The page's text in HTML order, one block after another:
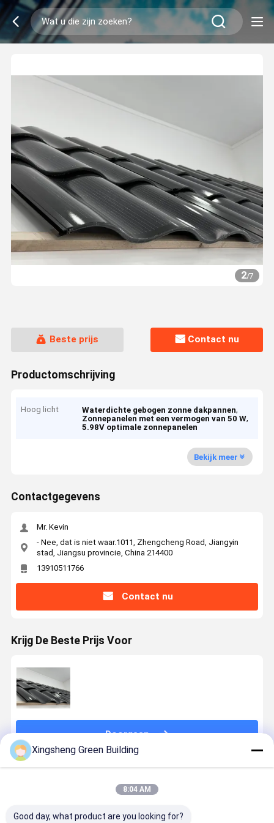
2/7
Beste prijs Contact nu
Productomschrijving
Hoog licht Waterdichte gebogen zonne dakpannen,
Zonnepanelen met een vermogen van 50 W,
5.98V optimale zonnepanelen
Bekijk meer
Contactgegevens
Mr. Kevin
- Nee, dat is niet waar.1011, Zhengcheng Road, Jiangyin
stad, Jiangsu provincie, China 214400
13910511766
Contact nu
Krijg De Beste Prijs Voor
Doorgaan
Xingsheng Green Building
8:04 AM
Good day, what product are you looking for?